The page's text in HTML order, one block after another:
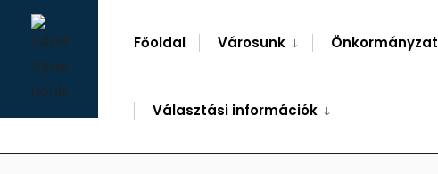
Skip
content
Főoldal Városunk Önkormányzat
Választási információk